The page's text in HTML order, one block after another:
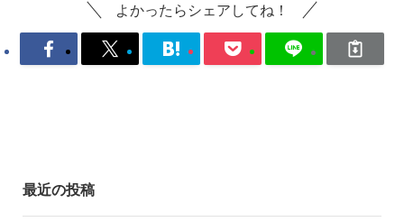
よかったらシェアしてね！
最近の投稿